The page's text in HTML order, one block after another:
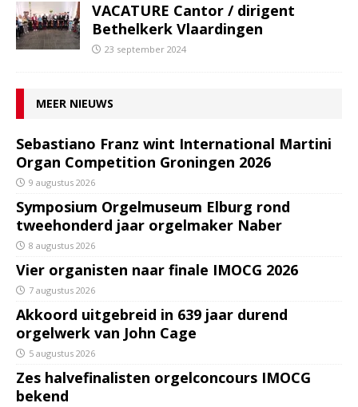
VACATURE Cantor / dirigent
Bethelkerk Vlaardingen
23 september 2024
MEER NIEUWS
Sebastiano Franz wint International Martini
Organ Competition Groningen 2026
9 augustus 2026
Symposium Orgelmuseum Elburg rond
tweehonderd jaar orgelmaker Naber
8 augustus 2026
Vier organisten naar finale IMOCG 2026
7 augustus 2026
Akkoord uitgebreid in 639 jaar durend
orgelwerk van John Cage
5 augustus 2026
Zes halvefinalisten orgelconcours IMOCG
bekend